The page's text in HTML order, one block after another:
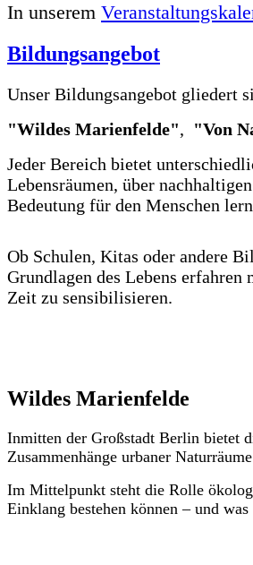
In unserem
Bildungsangebot
Unser Bildungsangebot gliedert
"Wildes Marienfelde", "Von
Jeder Bereich bietet
Lebensräumen, über
Bedeutung für den Menschen
Ob Schulen, Kitas oder andere
Grundlagen des Lebens
Zeit zu sensibilisieren.
Wildes Marienfelde
Inmitten der Großstadt Berlin bietet
Zusammenhänge urbaner
Im Mittelpunkt steht die Rolle
Einklang bestehen können – und